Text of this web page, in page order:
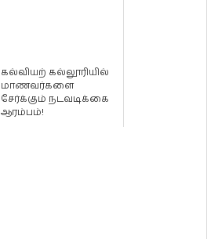
கல்வியற் கல்லூரியில்
மாணவர்களை
சேர்க்கும் நடவடிக்கை
ஆரம்பம்!